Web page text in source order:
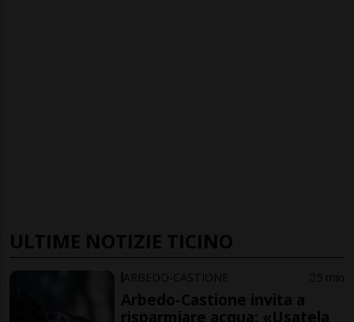
ULTIME NOTIZIE TICINO
ARBEDO-CASTIONE 5 min
Arbedo-Castione invita a
risparmiare acqua: «Usatela